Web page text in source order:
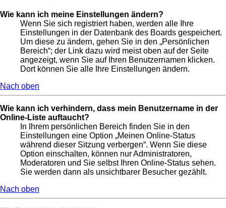
Wie kann ich meine Einstellungen ändern?
Wenn Sie sich registriert haben, werden alle Ihre
Einstellungen in der Datenbank des Boards gespeichert.
Um diese zu ändern, gehen Sie in den „Persönlichen
Bereich“; der Link dazu wird meist oben auf der Seite
angezeigt, wenn Sie auf Ihren Benutzernamen klicken.
Dort können Sie alle Ihre Einstellungen ändern.
Nach oben
Wie kann ich verhindern, dass mein Benutzername in der
Online-Liste auftaucht?
In Ihrem persönlichen Bereich finden Sie in den
Einstellungen eine Option „Meinen Online-Status
während dieser Sitzung verbergen“. Wenn Sie diese
Option einschalten, können nur Administratoren,
Moderatoren und Sie selbst Ihren Online-Status sehen.
Sie werden dann als unsichtbarer Besucher gezählt.
Nach oben